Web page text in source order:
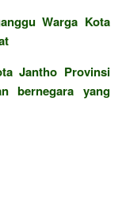
Warga Kota
Jantho Provinsi
bernegara yang